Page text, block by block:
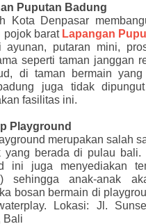
Puputan Badung
Kota Denpasar
pojok barat Lapangan
ayunan, putaran mini,
seperti taman janggan
di taman bermain
juga tidak
fasilitas ini.
Playground
merupakan salah
yang berada di pulau
ini juga menyediakan
sehingga anak-anak
bosan bermain di
Lokasi: Jl.
Bali